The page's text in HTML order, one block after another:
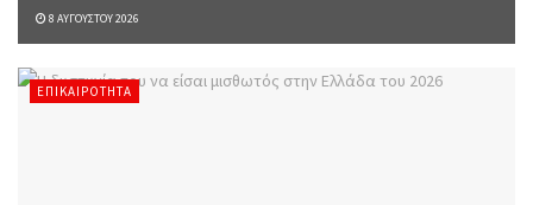
8 ΑΥΓΟΎΣΤΟΥ 2026
ΕΠΙΚΑΙΡΌΤΗΤΑ